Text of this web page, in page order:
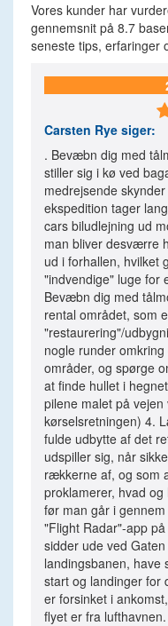
Vores kunder har
gennemsnit på 8.7
seneste tips, erfaringer
Carsten Rye siger:
. Bevæbn dig med
stiller sig i kø ved
medrejsende
ekspedition tager
cars biludlejning ud
man bliver desværre
ud i forhallen, hvilket
"indvendige" luge for
Bevæbn dig med
rental området, som
"restaurering"/
nogle runder
områder, og spørge
at finde hullet i
pilene malet på
kørselsretningen) 4.
fulde udbytte af det
udspiller sig, når
rækkerne af, og som
proklamerer, hvad
før man går i
"Flight Radar"-app
sidder ude ved
landingsbanen, have
start og landinger for
er forsinket i
flyet er fra lufthavnen.